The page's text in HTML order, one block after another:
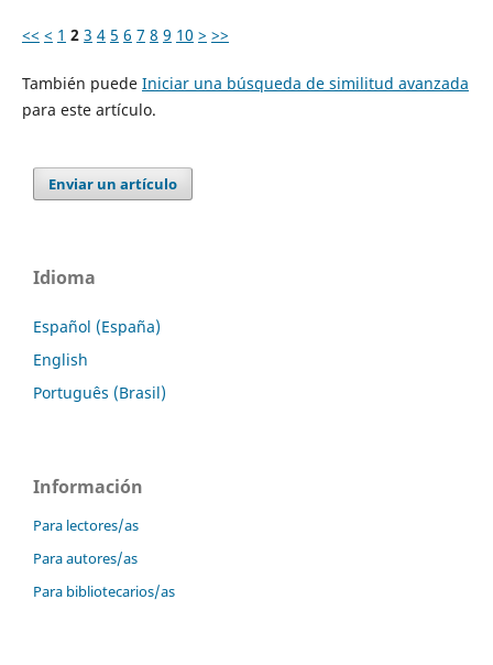
<< < 1 2 3 4 5 6 7 8 9 10 > >>
También puede Iniciar una búsqueda de similitud avanzada
para este artículo.
Enviar un artículo
Idioma
Español (España)
English
Português (Brasil)
Información
Para lectores/as
Para autores/as
Para bibliotecarios/as